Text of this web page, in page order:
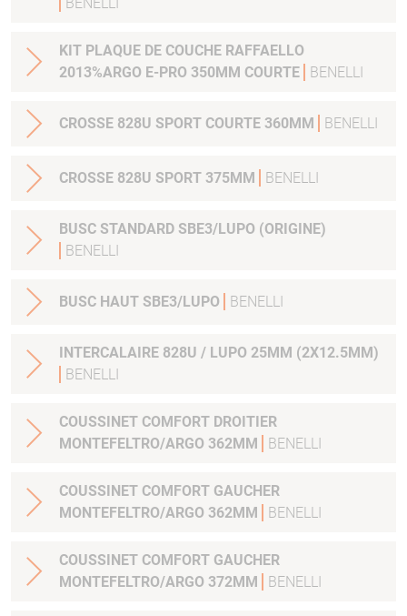
BENELLI
KIT PLAQUE DE COUCHE RAFFAELLO
2013%ARGO E-PRO 350MM COURTE
BENELLI
CROSSE 828U SPORT COURTE 360MM BENELLI
CROSSE 828U SPORT 375MM BENELLI
BUSC STANDARD SBE3/LUPO (ORIGINE)
BENELLI
BUSC HAUT SBE3/LUPO BENELLI
INTERCALAIRE 828U / LUPO 25MM (2X12.5MM)
BENELLI
COUSSINET COMFORT DROITIER
MONTEFELTRO/ARGO 362MM
BENELLI
COUSSINET COMFORT GAUCHER
MONTEFELTRO/ARGO 362MM
BENELLI
COUSSINET COMFORT GAUCHER
MONTEFELTRO/ARGO 372MM
BENELLI